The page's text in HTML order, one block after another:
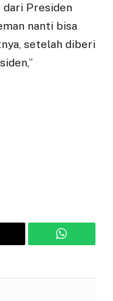
dari Presiden
nanti bisa
setelah diberi